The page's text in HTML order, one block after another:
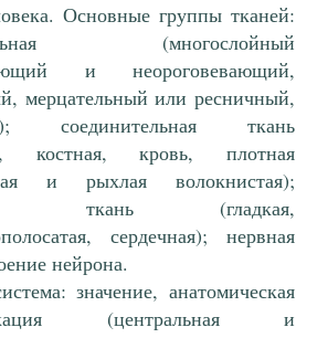
Основные группы тканей:
(многослойный
и неороговевающий,
мерцательный или ресничный,
соединительная ткань
костная, кровь, плотная
и рыхлая волокнистая);
ткань (гладкая,
сердечная); нервная
нейрона.
значение, анатомическая
(центральная и